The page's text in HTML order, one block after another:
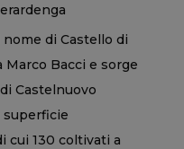
di Castello di
Marco Bacci e sorge
Castelnuovo
superficie
cui 130 coltivati a